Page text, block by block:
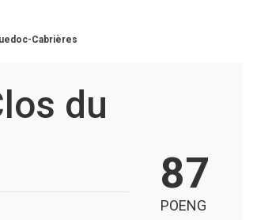
Cabrières
du
87
POENG